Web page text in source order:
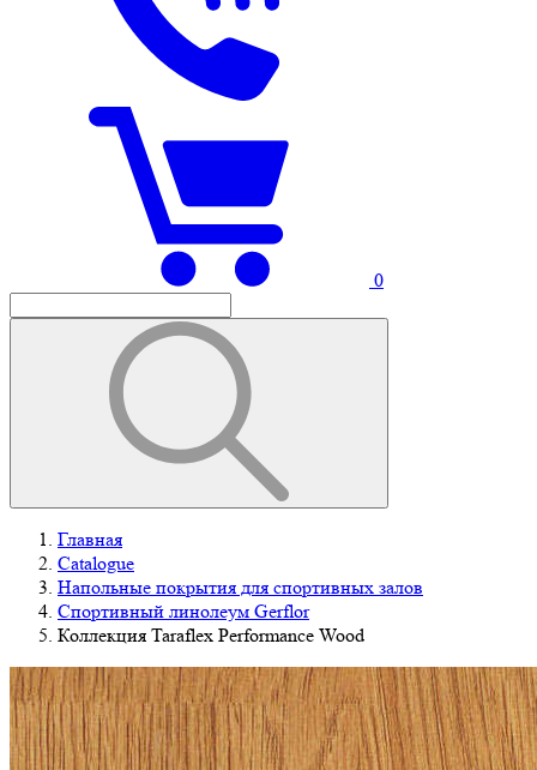
0
Главная
Catalogue
Напольные покрытия для спортивных залов
Спортивный линолеум Gerflor
Коллекция Taraflex Performance Wood